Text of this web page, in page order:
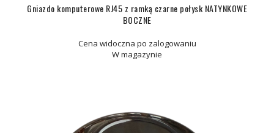
Gniazdo komputerowe RJ45 z ramką czarne połysk NATYNKOWE
BOCZNE
Cena widoczna po zalogowaniu
W magazynie